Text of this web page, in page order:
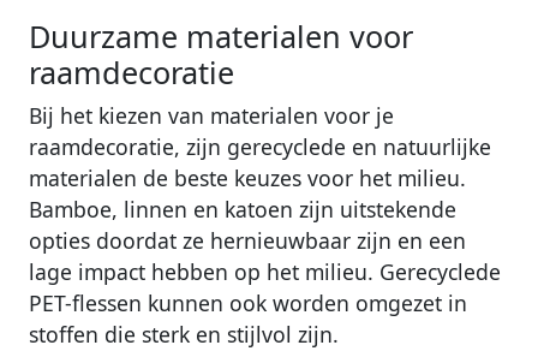
Duurzame materialen voor
raamdecoratie
Bij het kiezen van materialen voor je
raamdecoratie, zijn gerecyclede en natuurlijke
materialen de beste keuzes voor het milieu.
Bamboe, linnen en katoen zijn uitstekende
opties doordat ze hernieuwbaar zijn en een
lage impact hebben op het milieu. Gerecyclede
PET-flessen kunnen ook worden omgezet in
stoffen die sterk en stijlvol zijn.